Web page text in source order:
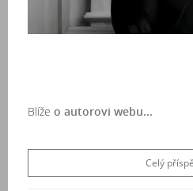
Blíže o autorovi webu...
Celý